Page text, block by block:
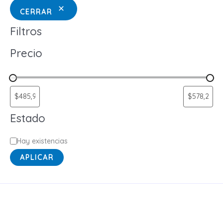
CERRAR
Filtros
Precio
Estado
E
s
a
Hay existencias
APLICAR